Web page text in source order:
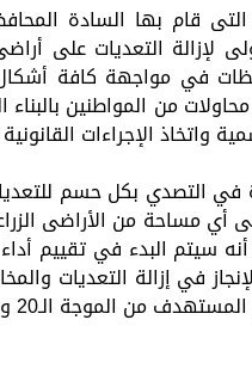
قام بها السادة
لإزالة التعديات على
في مواجهة كافة أشكال
من المواطنين بالبناء
واتخاذ الإجراءات
في التصدي بكل حسم
أي مساحة من الأراضى
سيتم البدء في تقييم
في إزالة التعديات